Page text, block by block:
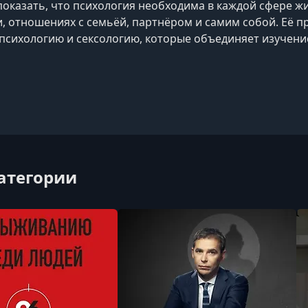
что психология необходима в каждой сфере
отношениях с семьёй, партнёром и самим собой. Её
и сексологию, которые объединяет
принципов делает жизнь гармоничнее и счастливее.